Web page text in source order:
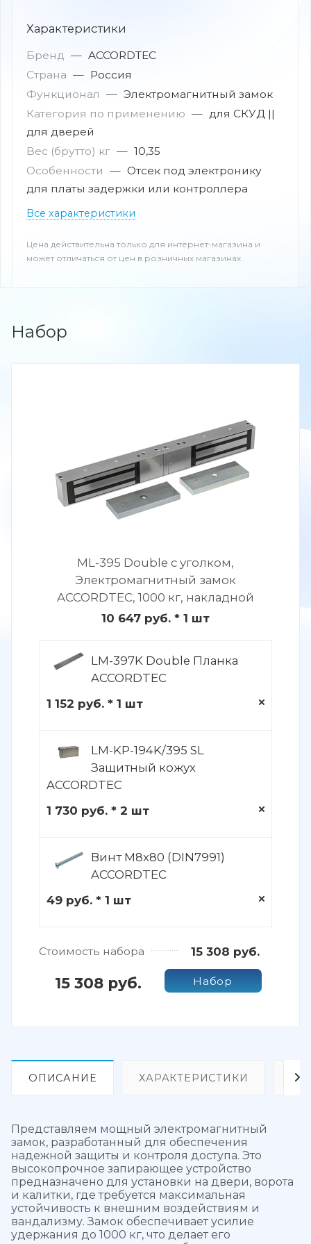
Характеристики
Бренд — ACCORDTEC
Страна — Россия
Функционал — Электромагнитный замок
Категория по применению — для СКУД ||
для дверей
Вес (брутто) кг — 10,35
Особенности — Отсек под электронику
для платы задержки или контроллера
Все характеристики
Цена действительна только для интернет-магазина и
может отличаться от цен в розничных магазинах .
Набор
ML-395 Double с уголком,
Электромагнитный замок
ACCORDTEC, 1000 кг, накладной
10 647 руб. * 1 шт
LM-397K Double Планка
ACCORDTEC
1 152 руб. * 1 шт
LM-KP-194K/395 SL
Защитный кожух
ACCORDTEC
1 730 руб. * 2 шт
Винт M8x80 (DIN7991)
ACCORDTEC
49 руб. * 1 шт
Стоимость набора 15 308 руб.
15 308 руб. Набор
ОПИСАНИЕ ХАРАКТЕРИСТИКИ
Представляем мощный электромагнитный
замок, разработанный для обеспечения
надежной защиты и контроля доступа. Это
высокопрочное запирающее устройство
предназначено для установки на двери, ворота
и калитки, где требуется максимальная
устойчивость к внешним воздействиям и
вандализму. Замок обеспечивает усилие
удержания до 1000 кг, что делает его